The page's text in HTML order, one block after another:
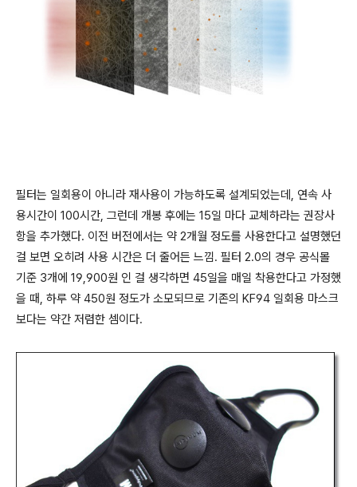
필터는 일회용이 아니라 재사용이 가능하도록 설계되었는데, 연속 사
용시간이 100시간, 그런데 개봉 후에는 15일 마다 교체하라는 권장사
항을 추가했다. 이전 버전에서는 약 2개월 정도를 사용한다고 설명했던
걸 보면 오히려 사용 시간은 더 줄어든 느낌. 필터 2.0의 경우 공식몰
기준 3개에 19,900원 인 걸 생각하면 45일을 매일 착용한다고 가정했
을 때, 하루 약 450원 정도가 소모되므로 기존의 KF94 일회용 마스크
보다는 약간 저렴한 셈이다.